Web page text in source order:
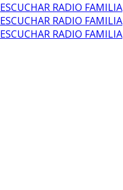
ESCUCHAR RADIO FAMILIA
ESCUCHAR RADIO FAMILIA
ESCUCHAR RADIO FAMILIA